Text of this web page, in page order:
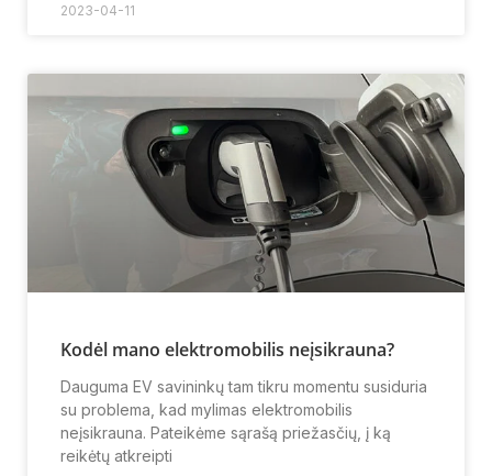
2023-04-11
Kodėl mano elektromobilis neįsikrauna?
Dauguma EV savininkų tam tikru momentu susiduria
su problema, kad mylimas elektromobilis
neįsikrauna. Pateikėme sąrašą priežasčių, į ką
reikėtų atkreipti